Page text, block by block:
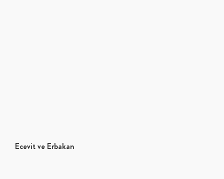
Ecevit ve Erbakan